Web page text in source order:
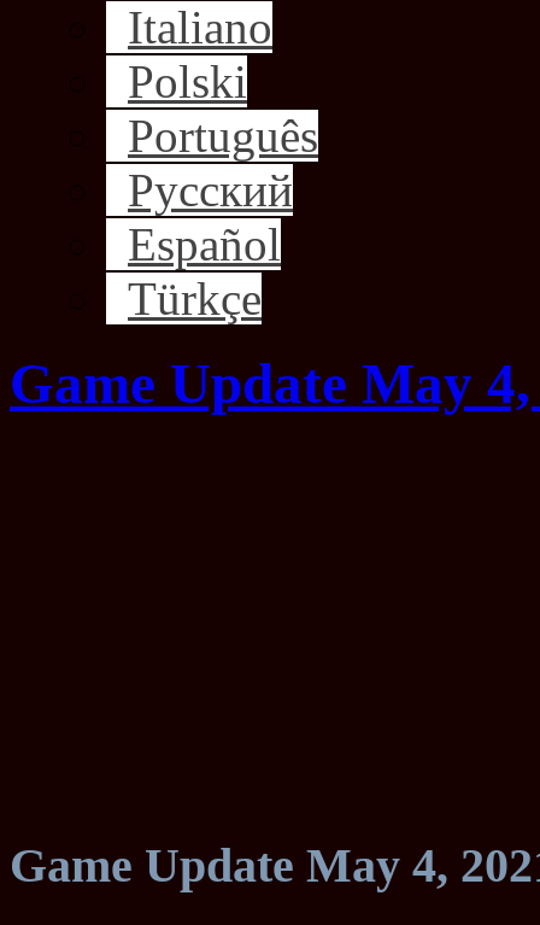
Italiano
Polski
Português
Русский
Español
Türkçe
Game Update May
Game Update May 4,